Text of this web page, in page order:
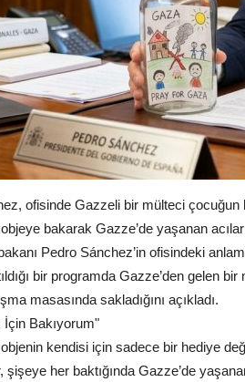
ofisinde Gazzeli bir mülteci çocuğun
bakarak Gazze’de yaşanan
Pedro Sánchez’in ofisindeki
bir programda Gazze’den gelen
masasında sakladığını açıkladı.
Bakıyorum"
kendisi için sadece bir hediye
her baktığında Gazze’de